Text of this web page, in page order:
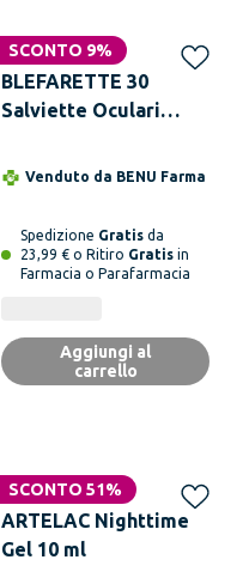
SCONTO 9%
BLEFARETTE 30
Salviette Oculari
Venduto da BENU Farma
Spedizione Gratis da
23,99 € o Ritiro Gratis in
Farmacia o Parafarmacia
Aggiungi al
carrello
SCONTO 51%
ARTELAC Nighttime
Gel 10 ml